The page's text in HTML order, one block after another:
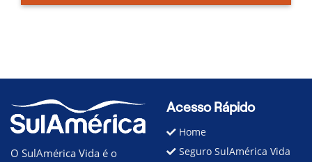
O SulAmérica Vida é o
Acesso Rápido
Home
Seguro SulAmérica Vida